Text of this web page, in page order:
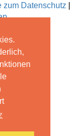
zum Datenschutz